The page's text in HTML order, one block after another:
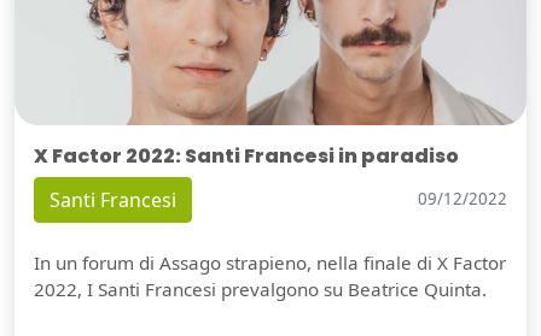
X Factor 2022: Santi Francesi in paradiso
Santi Francesi 09/12/2022
In un forum di Assago strapieno, nella finale di X Factor
2022, I Santi Francesi prevalgono su Beatrice Quinta.